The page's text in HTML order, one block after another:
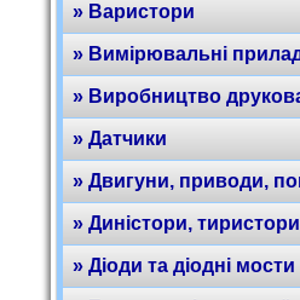
» Варистори
» Вимірювальні
» Виробництво
» Датчики
» Двигуни, приводи,
» Диністори,
» Діоди та діодні мости